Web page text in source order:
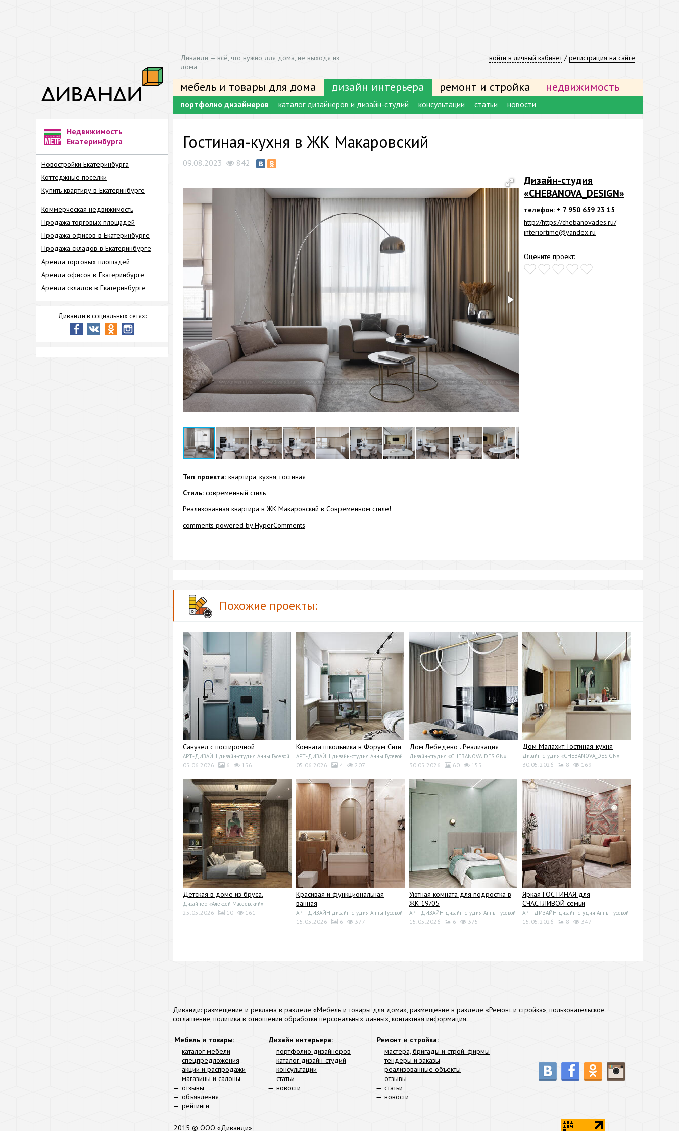
войти в личный кабинет/регистрация на сайте
Диванди — всё, что нужно для дома, не выходя из
дома
мебель и товары для дома дизайн интерьера ремонт и стройка недвижимость
портфолио дизайнеров каталог дизайнеров и дизайн-студий консультации статьи новости
Недвижимость
Екатеринбурга
Новостройки Екатеринбурга
Коттеджные поселки
Купить квартиру в Екатеринбурге
Коммерческая недвижимость
Продажа торговых площадей
Продажа офисов в Екатеринбурге
Продажа складов в Екатеринбурге
Аренда торговых площадей
Аренда офисов в Екатеринбурге
Аренда складов в Екатеринбурге
Диванди в социальных сетях:
Гостиная-кухня в ЖК Макаровский
09.08.2023 842
Дизайн-студия
«CHEBANOVA_DESIGN»
телефон: + 7 950 659 23 15
http://https://chebanovades.ru/
interiortime@yandex.ru
Оцените проект:
Тип проекта: квартира, кухня, гостиная
Стиль: современный стиль
Реализованная квартира в ЖК Макаровский в Современном стиле!
comments powered by HyperComments
Похожие проекты:
Санузел с постирочной
АРТ-ДИЗАЙН дизайн-студия Анны Гусевой
05.06.2026 6 156
Комната школьника в Форум Сити
АРТ-ДИЗАЙН дизайн-студия Анны Гусевой
05.06.2026 4 207
Дом Лебедево . Реализация
Дизайн-студия «CHEBANOVA_DESIGN»
30.05.2026 60 155
Дом Малахит. Гостиная-кухня
Дизайн-студия «CHEBANOVA_DESIGN»
30.05.2026 8 169
Детская в доме из бруса.
Дизайнер «Алексей Масеевский»
25.05.2026 10 161
Красивая и функциональная
ванная
АРТ-ДИЗАЙН дизайн-студия Анны Гусевой
15.05.2026 6 377
Уютная комната для подростка в
ЖК 19/05
АРТ-ДИЗАЙН дизайн-студия Анны Гусевой
15.05.2026 6 375
Яркая ГОСТИНАЯ для
СЧАСТЛИВОЙ семьи
АРТ-ДИЗАЙН дизайн-студия Анны Гусевой
15.05.2026 8 347
Диванди: размещение и реклама в разделе «Мебель и товары для дома», размещение в разделе «Ремонт и стройка», пользовательское
соглашение, политика в отношении обработки персональных данных, контактная информация.
Мебель и товары:
каталог мебели
спецпредложения
акции и распродажи
магазины и салоны
отзывы
объявления
рейтинги
Дизайн интерьера:
портфолио дизайнеров
каталог дизайн-студий
консультации
статьи
новости
Ремонт и стройка:
мастера, бригады и строй. фирмы
тендеры и заказы
реализованные объекты
отзывы
статьи
новости
2015 © ООО «Диванди»